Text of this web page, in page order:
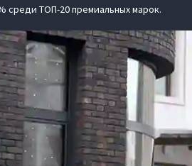
среди ТОП-20 премиальных марок.